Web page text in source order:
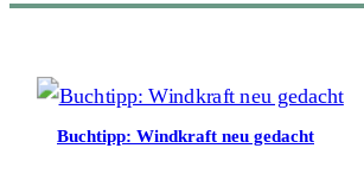
Buchtipp: Windkraft neu gedacht